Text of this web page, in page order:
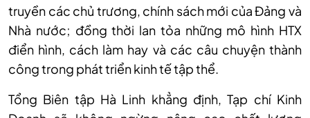
truyền các chủ trương, chính sách mới của Đảng và
Nhà nước; đồng thời lan tỏa những mô hình HTX
điển hình, cách làm hay và các câu chuyện thành
công trong phát triển kinh tế tập thể.
Tổng Biên tập Hà Linh khẳng định, Tạp chí Kinh